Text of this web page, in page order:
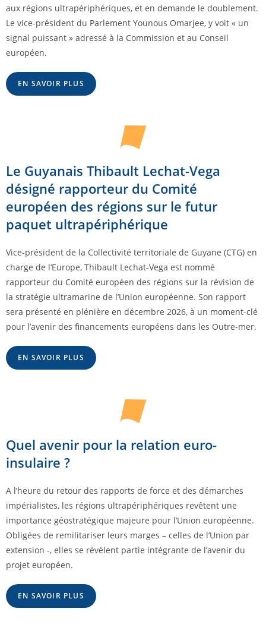
aux régions ultrapériphériques, et en demande le doublement.
Le vice-président du Parlement Younous Omarjee, y voit « un
signal puissant » adressé à la Commission et au Conseil
européen.
EN SAVOIR PLUS
Le Guyanais Thibault Lechat-Vega
désigné rapporteur du Comité
européen des régions sur le futur
paquet ultrapériphérique
Vice-président de la Collectivité territoriale de Guyane (CTG) en
charge de l’Europe, Thibault Lechat-Vega est nommé
rapporteur du Comité européen des régions sur la révision de
la stratégie ultramarine de l’Union européenne. Son rapport
sera présenté en plénière en décembre 2026, à un moment-clé
pour l’avenir des financements européens dans les Outre-mer.
EN SAVOIR PLUS
Quel avenir pour la relation euro-
insulaire ?
A l’heure du retour des rapports de force et des démarches
impérialistes, les régions ultrapériphériques revêtent une
importance géostratégique majeure pour l’Union européenne.
Obligées de remilitariser leurs marges – celles de l’Union par
extension -, elles se révèlent partie intégrante de l’avenir du
projet européen.
EN SAVOIR PLUS